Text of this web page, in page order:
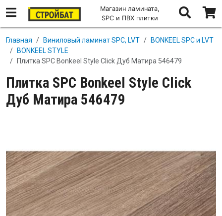
Магазин ламината,
SPC и ПВХ плитки
Главная Виниловый ламинат SPC, LVT
BONKEEL SPC и LVT
BONKEEL STYLE
Плитка SPC Bonkeel Style Click Дуб Матира 546479
Плитка SPC Bonkeel Style Click
Дуб Матира 546479